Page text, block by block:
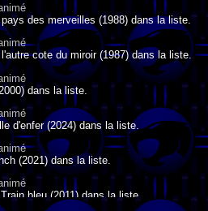
des merveilles (1988) dans la liste.
cote du miroir (1987) dans la liste.
dans la liste.
d'enfer (2024) dans la liste.
(2021) dans la liste.
bleu (2011) dans la liste.